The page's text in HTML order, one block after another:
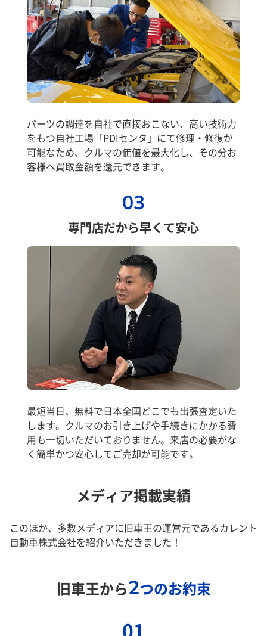
パーツの調達を自社で直接おこない、高い技術力
をもつ自社工場「PDIセンタ」にて修理・修復が
可能なため、クルマの価値を最大化し、その分お
客様へ買取金額を還元できます。
03
専門店だから早くて安心
最短当日、無料で日本全国どこでも出張査定いた
します。クルマのお引き上げや手続きにかかる費
用も一切いただいておりません。来店の必要がな
く簡単かつ安心してご売却が可能です。
メディア掲載実績
このほか、多数メディアに旧車王の運営元であるカレント
自動車株式会社を紹介いただきました！
旧車王から2つのお約束
01